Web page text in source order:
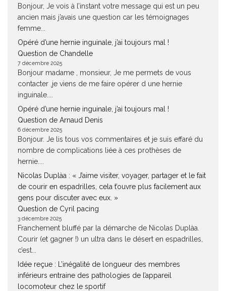
Bonjour, Je vois à l’instant votre message qui est un peu
ancien mais j’avais une question car les témoignages
femme...
Opéré d’une hernie inguinale, j’ai toujours mal !
Question de Chandelle
7 décembre 2025
Bonjour madame , monsieur, Je me permets de vous
contacter ,je viens de me faire opérer d une hernie
inguinale....
Opéré d’une hernie inguinale, j’ai toujours mal !
Question de Arnaud Denis
6 décembre 2025
Bonjour. Je lis tous vos commentaires et je suis effaré du
nombre de complications liée à ces prothèses de
hernie....
Nicolas Duplàa : « J’aime visiter, voyager, partager et le fait
de courir en espadrilles, cela t’ouvre plus facilement aux
gens pour discuter avec eux. »
Question de Cyril pacing
3 décembre 2025
Franchement bluffé par la démarche de Nicolas Duplàa.
Courir (et gagner !) un ultra dans le désert en espadrilles,
c’est...
Idée reçue : L’inégalité de longueur des membres
inférieurs entraine des pathologies de l’appareil
locomoteur chez le sportif